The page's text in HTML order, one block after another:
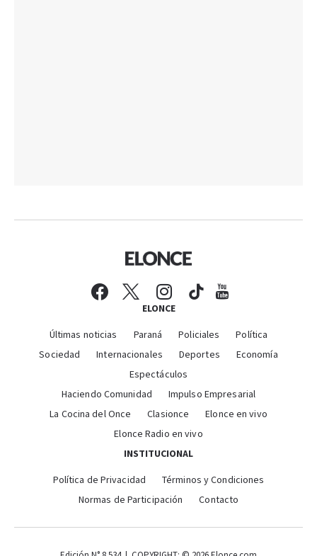
ELONCE
Últimas noticias Paraná Policiales
Política
Sociedad
Internacionales Deportes
Economía
Espectáculos
Haciendo Comunidad
Impulso Empresarial
La Cocina del Once
Clasionce
Elonce en vivo
Elonce Radio en vivo
INSTITUCIONAL
Política de Privacidad
Términos y Condiciones
Normas de Participación
Contacto